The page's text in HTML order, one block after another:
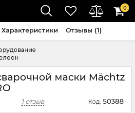
0
маски Mächtz
1 отзыв Код: 50388
Характеристики Отзывы (1)